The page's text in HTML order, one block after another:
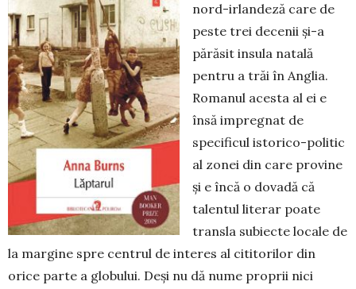
nord-irlandeză care de
peste trei decenii și-a
părăsit insula na­­tală
pentru a trăi în Anglia.
Romanul aces­­ta al ei e
însă impregnat de
specificul istorico-politic
al zonei din care provine
și e încă o dovadă că
talentul literar poate
trans­la subiecte locale de
la margine spre centrul de interes al cititorilor din
orice parte a globului. Deși nu dă nume proprii nici